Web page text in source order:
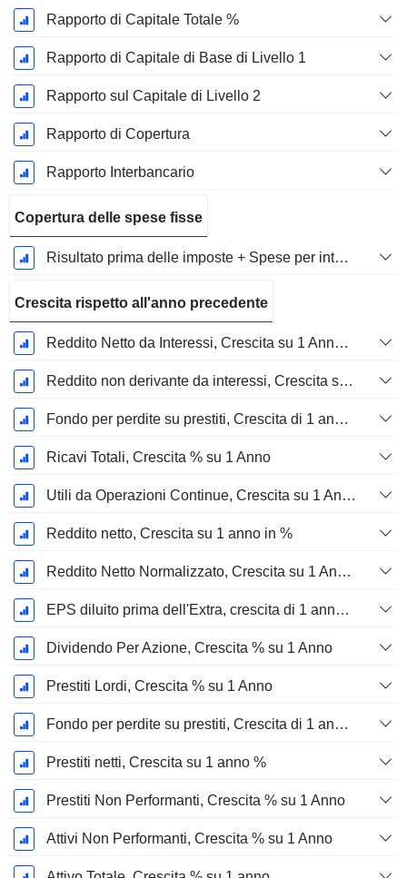
Rapporto di Capitale Totale %
Rapporto di Capitale di Base di Livello 1
Rapporto sul Capitale di Livello 2
Rapporto di Copertura
Rapporto Interbancario
Copertura delle spese fisse
Risultato prima delle imposte + Spese per interessi / Spese per interessi
Crescita rispetto all'anno precedente
Reddito Netto da Interessi, Crescita su 1 Anno in %
Reddito non derivante da interessi, Crescita su 1 anno in %
Fondo per perdite su prestiti, Crescita di 1 anno in %
Ricavi Totali, Crescita % su 1 Anno
Utili da Operazioni Continue, Crescita su 1 Anno in %
Reddito netto, Crescita su 1 anno in %
Reddito Netto Normalizzato, Crescita su 1 Anno in %
EPS diluito prima dell'Extra, crescita di 1 anno %
Dividendo Per Azione, Crescita % su 1 Anno
Prestiti Lordi, Crescita % su 1 Anno
Fondo per perdite su prestiti, Crescita di 1 anno in %
Prestiti netti, Crescita su 1 anno %
Prestiti Non Performanti, Crescita % su 1 Anno
Attivi Non Performanti, Crescita % su 1 Anno